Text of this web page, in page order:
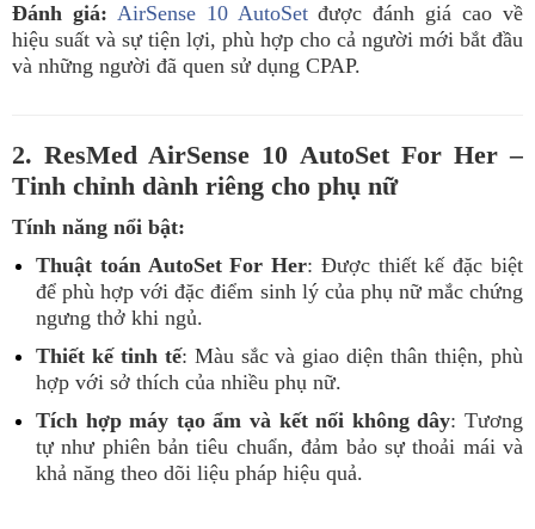
Đánh giá: AirSense 10 AutoSetđược đánh giá cao về
hiệu suất và sự tiện lợi, phù hợp cho cả người mới bắt đầu
và những người đã quen sử dụng CPAP.
2. ResMed AirSense 10 AutoSet For Her –
Tinh chỉnh dành riêng cho phụ nữ
Tính năng nổi bật:
Thuật toán AutoSet For Her: Được thiết kế đặc biệt
để phù hợp với đặc điểm sinh lý của phụ nữ mắc chứng
ngưng thở khi ngủ.
Thiết kế tinh tế: Màu sắc và giao diện thân thiện, phù
hợp với sở thích của nhiều phụ nữ.
Tích hợp máy tạo ẩm và kết nối không dây: Tương
tự như phiên bản tiêu chuẩn, đảm bảo sự thoải mái và
khả năng theo dõi liệu pháp hiệu quả.